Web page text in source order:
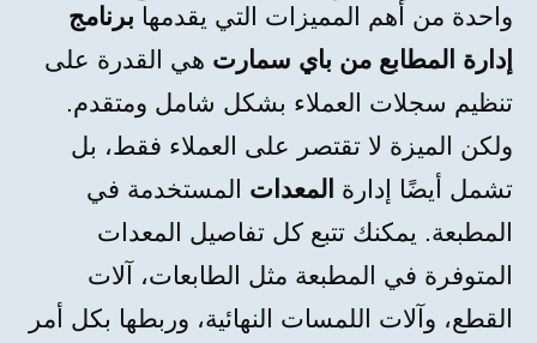
واحدة من أهم المميزات التي يقدمها برنامج
إدارة المطابع من باي سمارت هي القدرة على
تنظيم سجلات العملاء بشكل شامل ومتقدم.
ولكن الميزة لا تقتصر على العملاء فقط، بل
تشمل أيضًا إدارة المعدات المستخدمة في
المطبعة. يمكنك تتبع كل تفاصيل المعدات
المتوفرة في المطبعة مثل الطابعات، آلات
القطع، وآلات اللمسات النهائية، وربطها بكل أمر